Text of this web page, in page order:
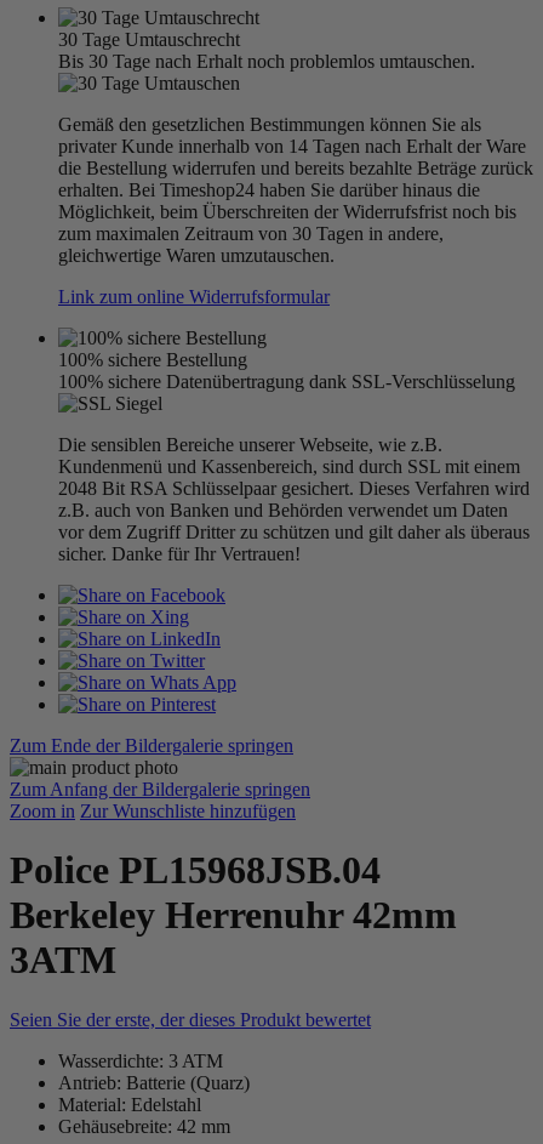
30 Tage Umtauschrecht
Bis 30 Tage nach Erhalt noch problemlos umtauschen.
Gemäß den gesetzlichen Bestimmungen können Sie als
privater Kunde innerhalb von 14 Tagen nach Erhalt der Ware
die Bestellung widerrufen und bereits bezahlte Beträge zurück
erhalten. Bei Timeshop24 haben Sie darüber hinaus die
Möglichkeit, beim Überschreiten der Widerrufsfrist noch bis
zum maximalen Zeitraum von 30 Tagen in andere,
gleichwertige Waren umzutauschen.
Link zum online Widerrufsformular
100% sichere Bestellung
100% sichere Datenübertragung dank SSL-Verschlüsselung
Die sensiblen Bereiche unserer Webseite, wie z.B.
Kundenmenü und Kassenbereich, sind durch SSL mit einem
2048 Bit RSA Schlüsselpaar gesichert. Dieses Verfahren wird
z.B. auch von Banken und Behörden verwendet um Daten
vor dem Zugriff Dritter zu schützen und gilt daher als überaus
sicher. Danke für Ihr Vertrauen!
Zum Ende der Bildergalerie springen
Zum Anfang der Bildergalerie springen
Zoom in Zur Wunschliste hinzufügen
Police PL15968JSB.04
Berkeley Herrenuhr 42mm
3ATM
Seien Sie der erste, der dieses Produkt bewertet
Wasserdichte: 3 ATM
Antrieb: Batterie (Quarz)
Material: Edelstahl
Gehäusebreite: 42 mm